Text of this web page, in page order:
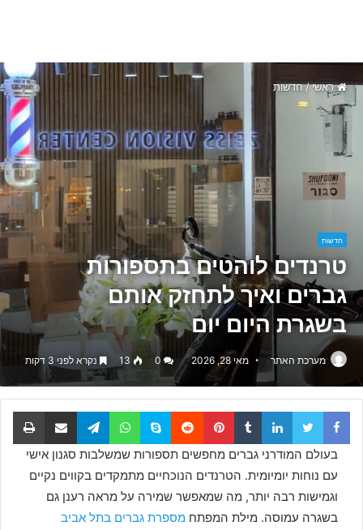
ראשי/חדשות
חדשות
טרנדים לוהטים בתספורות
גברים ואיך לתחזק אותם
בשגרת היום יום
מערכת האתר מאי 28, 2026 0
13 נקרא לפני 3 דקות
Facebook
Twitter
LinkedIn
Tumblr
Pinterest
Reddit
Skype
WhatsApp
Telegram שתף באמצעות דוא
בעולם המודרני גברים מחפשים תספורות שמשלבות סגנון אישי
עם נוחות יומיומית. הטרנדים הנוכחיים מתמקדים בקווים נקיים
וגמישות רבה יותר, מה שמאפשר שמירה על מראה רענן גם
בשגרה עמוסה. מילת המפתח מספרת גברים בתל אביב